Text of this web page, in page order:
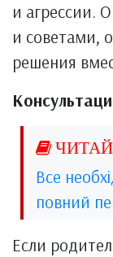
и агрессии.
и советами,
решения
Все
повний
Если